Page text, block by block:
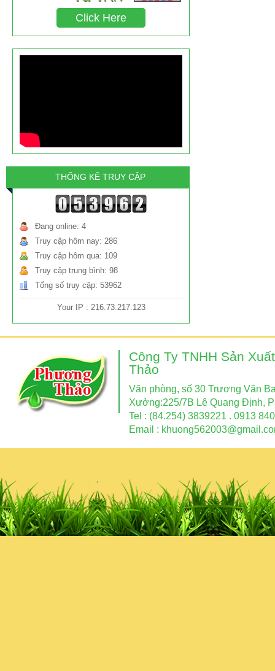
chất triclosan gây ung thư chiếm tỉ lệ bao
Click Here
THỐNG KÊ TRUY CẬP
Đang online: 4
Truy cập hôm nay: 286
Truy cập hôm qua: 109
Truy cập trung bình: 98
Tổng số truy cập: 53962
Your IP : 216.73.217.123
Công Ty TNHH Sản
Thảo
Văn phòng, số 30 Trương Văn
Xưởng:225/7B Lê Quang Định,
Tel : (84.254) 3839221 . 0913
Email :